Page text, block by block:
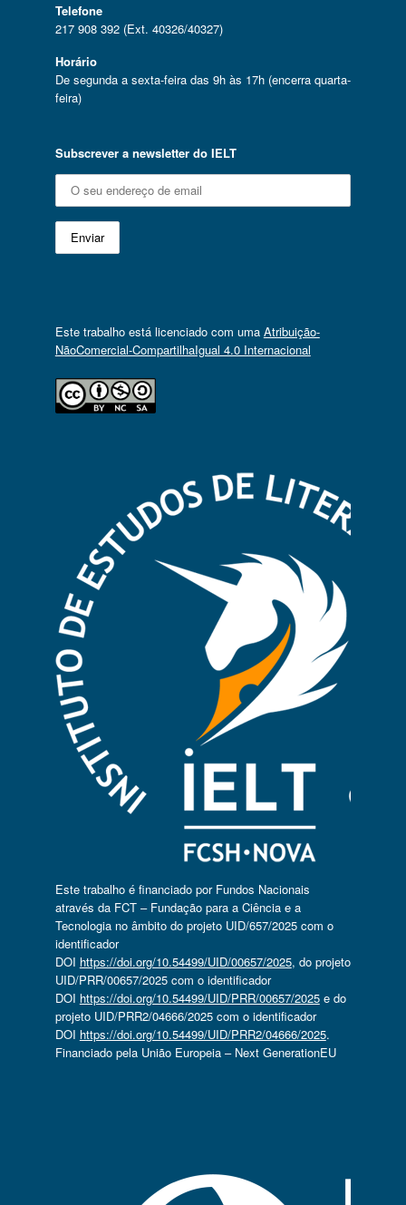
Telefone
217 908 392 (Ext. 40326/40327)
Horário
De segunda a sexta-feira das 9h às 17h (encerra quarta-
feira)
Subscrever a newsletter do IELT
Este trabalho está licenciado com uma Atribuição-
NãoComercial-CompartilhaIgual 4.0 Internacional
Este trabalho é financiado por Fundos Nacionais
através da FCT – Fundação para a Ciência e a
Tecnologia no âmbito do projeto UID/657/2025 com o
identificador
DOI https://doi.org/10.54499/UID/00657/2025, do projeto
UID/PRR/00657/2025 com o identificador
DOI https://doi.org/10.54499/UID/PRR/00657/2025e do
projeto UID/PRR2/04666/2025 com o identificador
DOI https://doi.org/10.54499/UID/PRR2/04666/2025.
Financiado pela União Europeia – Next GenerationEU